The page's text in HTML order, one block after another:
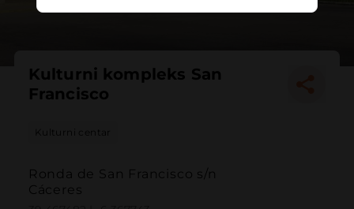
Kulturni kompleks San
Francisco
Kulturni centar
Ronda de San Francisco s/n
Cáceres